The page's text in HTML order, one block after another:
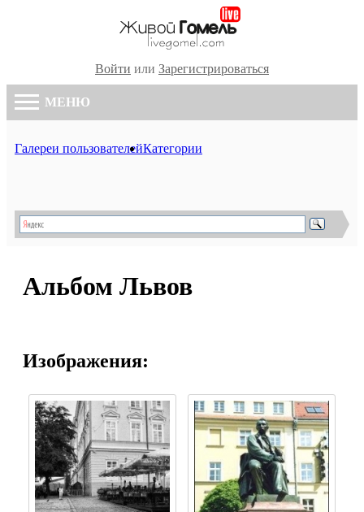
Войти или Зарегистрироваться
МЕНЮ
Галереи пользователейКатегории
Альбом Львов
Изображения: